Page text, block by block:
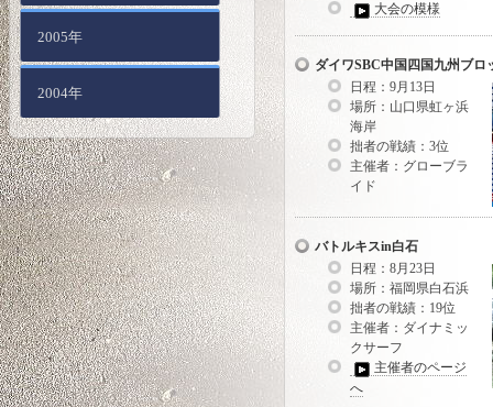
大会の模様
ダイワSBC中国四国九州ブロ
日程：9月13日
場所：山口県虹ヶ浜
海岸
拙者の戦績：3位
主催者：グローブラ
イド
バトルキスin白石
日程：8月23日
場所：福岡県白石浜
拙者の戦績：19位
主催者：ダイナミッ
クサーフ
主催者のページ
へ
2005年
2004年